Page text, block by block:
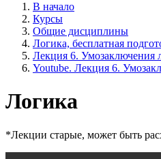
В начало
Курсы
Общие дисциплины
Логика, бесплатная
Лекция 6. Умозаключения
Youtube. Лекция 6.
Логика
*Лекции старые, может быть